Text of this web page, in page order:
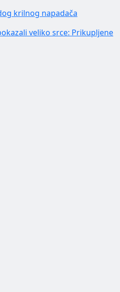
krilnog napadača
veliko srce: Prikupljene